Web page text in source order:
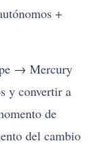
+
→ Mercury
y convertir a
de
del cambio